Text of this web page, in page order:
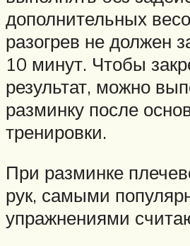
дополнительных
разогрев не должен
10 минут. Чтобы
результат, можно
разминку после
тренировки.
При разминке
рук, самыми
упражнениями